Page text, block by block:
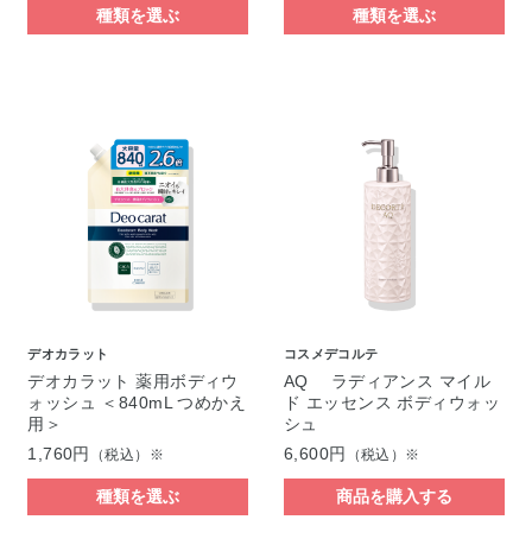
種類を選ぶ 種類を選ぶ
デオカラット
デオカラット 薬用ボディウ
ォッシュ ＜840mL つめかえ
用＞
1,760円
（税込）※
種類を選ぶ
コスメデコルテ
AQ ラディアンス マイル
ド エッセンス ボディウォッ
シュ
6,600円
（税込）※
商品を購入する